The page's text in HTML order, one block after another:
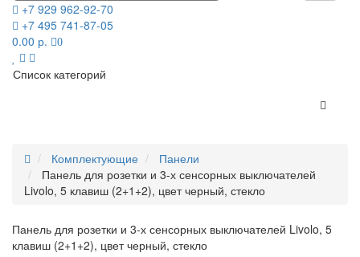
+7 929 962-92-70
+7 495 741-87-05
0.00 р.
0
Список категорий
Комплектующие
Панели
Панель для розетки и 3-х сенсорных выключателей
Livolo, 5 клавиш (2+1+2), цвет черный, стекло
Панель для розетки и 3-х сенсорных выключателей Livolo, 5
клавиш (2+1+2), цвет черный, стекло